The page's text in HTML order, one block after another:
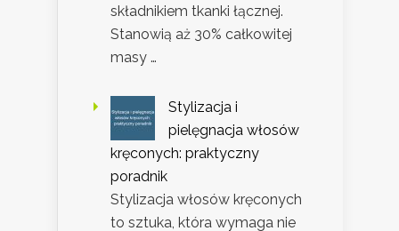
składnikiem tkanki łącznej.
Stanowią aż 30% całkowitej
masy …
Stylizacja i
pielęgnacja włosów
kręconych: praktyczny
poradnik
Stylizacja włosów kręconych
to sztuka, która wymaga nie